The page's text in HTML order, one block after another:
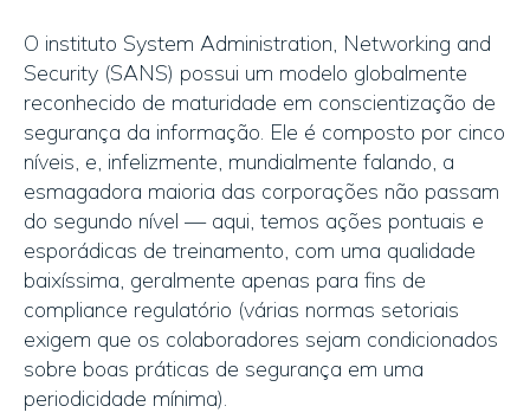
O instituto System Administration, Networking and
Security (SANS) possui um modelo globalmente
reconhecido de maturidade em conscientização de
segurança da informação. Ele é composto por cinco
níveis, e, infelizmente, mundialmente falando, a
esmagadora maioria das corporações não passam
do segundo nível — aqui, temos ações pontuais e
esporádicas de treinamento, com uma qualidade
baixíssima, geralmente apenas para fins de
compliance regulatório (várias normas setoriais
exigem que os colaboradores sejam condicionados
sobre boas práticas de segurança em uma
periodicidade mínima).